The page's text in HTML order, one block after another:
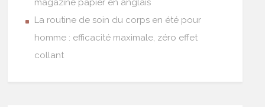
magazine papier en anglais
La routine de soin du corps en été pour
homme : efficacité maximale, zéro effet
collant